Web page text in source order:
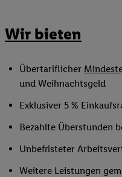
Wir bieten
Übertariflicher
und Weihnachtsgeld
Exklusiver 5 %
Bezahlte Überstunden
Unbefristeter
Weitere Leistungen